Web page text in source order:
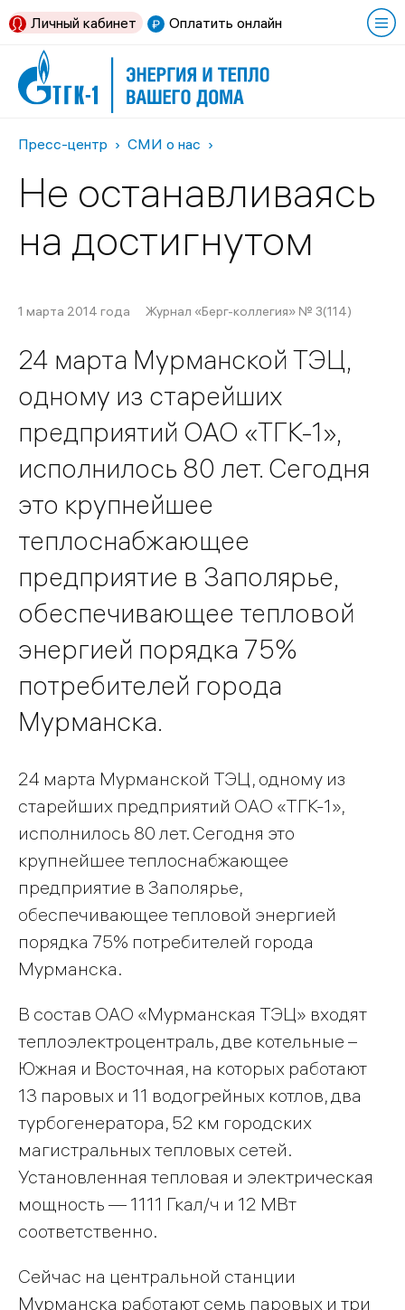
Оплатить онлайн
Личный кабинет
Пресс-центр СМИ о нас
Не останавливаясь
на достигнутом
1 марта 2014 года Журнал «Берг-коллегия» № 3(114)
24 марта Мурманской ТЭЦ,
одному из старейших
предприятий ОАО «ТГК-1»,
исполнилось 80 лет. Сегодня
это крупнейшее
теплоснабжающее
предприятие в Заполярье,
обеспечивающее тепловой
энергией порядка 75%
потребителей города
Мурманска.
24 марта Мурманской ТЭЦ, одному из
старейших предприятий ОАО «ТГК-1»,
исполнилось 80 лет. Сегодня это
крупнейшее теплоснабжающее
предприятие в Заполярье,
обеспечивающее тепловой энергией
порядка 75% потребителей города
Мурманска.
В состав ОАО «Мурманская ТЭЦ» входят
теплоэлектроцентраль, две котельные –
Южная и Восточная, на которых работают
13 паровых и 11 водогрейных котлов, два
турбогенератора, 52 км городских
магистральных тепловых сетей.
Установленная тепловая и электрическая
мощность — 1111 Гкал/ч и 12 МВт
соответственно.
Сейчас на центральной станции
Мурманска работают семь паровых и три